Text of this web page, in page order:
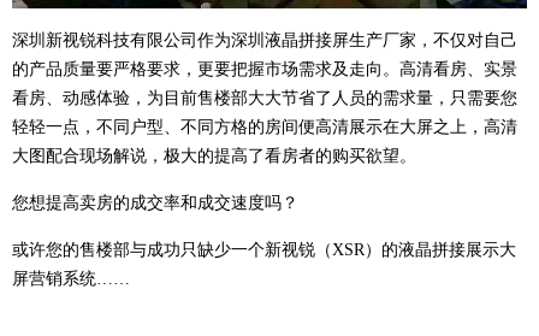
深圳新视锐科技有限公司作为深圳液晶拼接屏生产厂家，不仅对自己
的产品质量要严格要求，更要把握市场需求及走向。高清看房、实景
看房、动感体验，为目前售楼部大大节省了人员的需求量，只需要您
轻轻一点，不同户型、不同方格的房间便高清展示在大屏之上，高清
大图配合现场解说，极大的提高了看房者的购买欲望。
您想提高卖房的成交率和成交速度吗？
或许您的售楼部与成功只缺少一个新视锐（XSR）的液晶拼接展示大
屏营销系统……